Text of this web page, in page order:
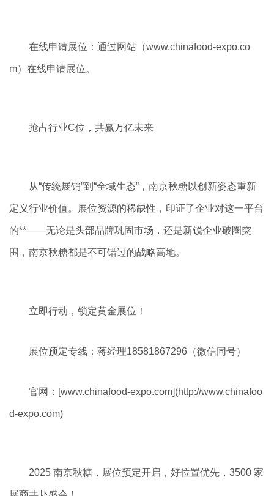
在线申请展位：通过网站（www.chinafood-expo.co
m）在线申请展位。
抢占行业C位，共赢万亿未来
从“传统展销”到“全域生态”，南京秋糖以创新姿态重新
定义行业价值。展位资源的稀缺性，印证了企业对这一平台
的**——无论是头部品牌巩固市场，还是新锐企业破圈突
围，南京秋糖都是不可错过的战略高地。
立即行动，锁定黄金展位！
展位预定专线：蒋经理18581867296（微信同号）
官网：[www.chinafood-expo.com](http://www.chinafoo
d-expo.com)
2025 南京秋糖，展位预定开启，好位置优先，3500 家